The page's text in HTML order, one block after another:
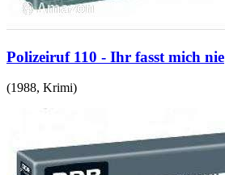
Polizeiruf 110 - Ihr fasst mich nie
(1988, Krimi)